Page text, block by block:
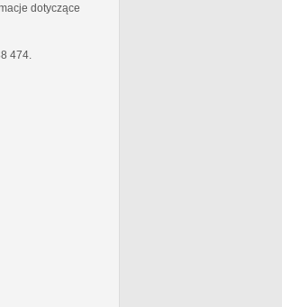
dotyczące
474.